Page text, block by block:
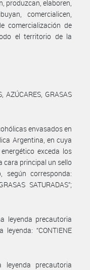
produzcan, elaboren,
comercialicen,
comercialización de
el territorio de la
AZÚCARES, GRASAS
envasados en
Argentina, en cuya
exceda los
cara principal un sello
según corresponda:
SATURADAS”;
leyenda precautoria
“CONTIENE
precautoria